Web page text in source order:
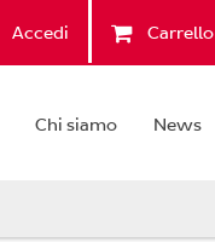
Accedi Carrello
Chi siamo News